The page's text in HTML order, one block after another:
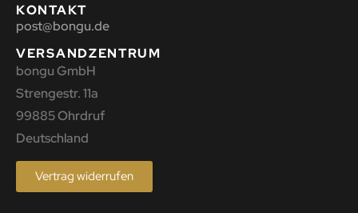
KONTAKT
post@bongu.de
VERSANDZENTRUM
bongu GmbH
Strengestr. 11a
99885 Ohrdruf
Deutschland
Vertrag widerrufen